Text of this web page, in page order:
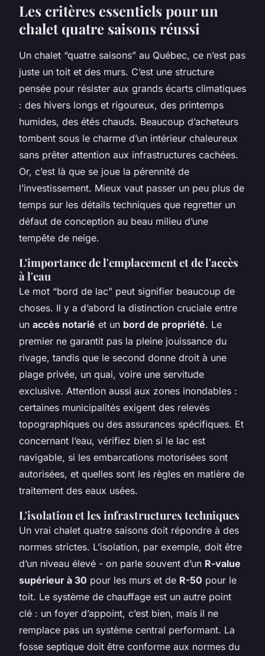
Les critères essentiels pour un
chalet quatre saisons réussi
Un chalet “quatre saisons” au Québec, ce n’est pas
juste un toit et des murs. C’est une structure
pensée pour résister aux grands écarts climatiques
: des hivers longs et rigoureux, des printemps
humides, des étés chauds. Beaucoup d’acheteurs
tombent sous le charme d’un intérieur chaleureux
sans prêter attention aux infrastructures cachées.
Or, c’est là que se joue la pérennité de
l’investissement. Mieux vaut passer un peu plus de
temps sur les détails techniques que regretter un
défaut de conception au beau milieu d’une
tempête de neige.
L'importance de l'emplacement et de l'accès
à l'eau
Le mot “bord de lac” peut signifier beaucoup de
choses. Il y a d’abord la distinction cruciale entre
un accès notarié et un bord de propriété. Le
premier ne garantit pas la pleine jouissance du
rivage, tandis que le second donne droit à une
plage privée, un quai, voire une servitude
exclusive. Attention aussi aux zones inondables :
certaines municipalités exigent des relevés
topographiques ou des assurances spécifiques. Et
concernant l’eau, vérifiez bien si le lac est
navigable, si les embarcations motorisées sont
autorisées, et quelles sont les règles en matière de
traitement des eaux usées.
L'isolation et les infrastructures techniques
Un vrai chalet quatre saisons doit répondre à des
normes strictes. L’isolation, par exemple, doit être
d’un niveau élevé - on parle souvent d’un R-value
supérieur à 30 pour les murs et de R-50 pour le
toit. Le système de chauffage est un autre point
clé : un foyer d’appoint, c’est bien, mais il ne
remplace pas un système central performant. La
fosse septique doit être conforme aux normes du